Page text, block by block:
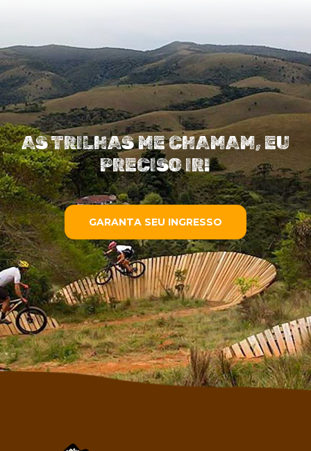
AS TRILHAS ME CHAMAM, EU
PRECISO IR!
GARANTA SEU INGRESSO